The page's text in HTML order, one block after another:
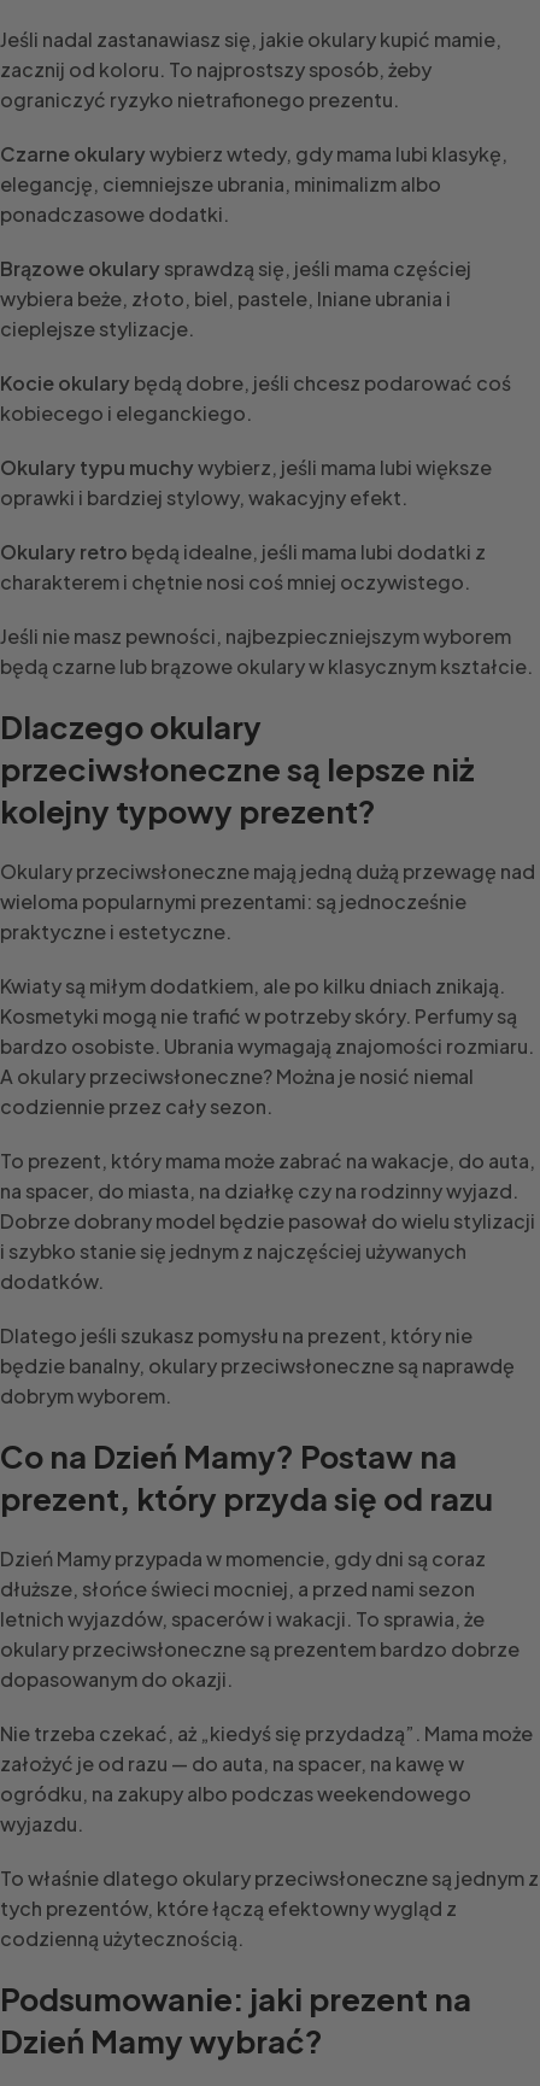
Jeśli nadal zastanawiasz się, jakie okulary kupić mamie,
zacznij od koloru. To najprostszy sposób, żeby
ograniczyć ryzyko nietrafionego prezentu.
Czarne okularywybierz wtedy, gdy mama lubi klasykę,
elegancję, ciemniejsze ubrania, minimalizm albo
ponadczasowe dodatki.
Brązowe okulary sprawdzą się, jeśli mama częściej
wybiera beże, złoto, biel, pastele, lniane ubrania i
cieplejsze stylizacje.
Kocie okulary będą dobre, jeśli chcesz podarować coś
kobiecego i eleganckiego.
Okulary typu muchywybierz, jeśli mama lubi większe
oprawki i bardziej stylowy, wakacyjny efekt.
Okulary retro będą idealne, jeśli mama lubi dodatki z
charakterem i chętnie nosi coś mniej oczywistego.
Jeśli nie masz pewności, najbezpieczniejszym wyborem
będą czarne lub brązowe okulary w klasycznym kształcie.
Dlaczego okulary
przeciwsłoneczne są lepsze niż
kolejny typowy prezent?
Okulary przeciwsłoneczne mają jedną dużą przewagę nad
wieloma popularnymi prezentami: są jednocześnie
praktyczne i estetyczne.
Kwiaty są miłym dodatkiem, ale po kilku dniach znikają.
Kosmetyki mogą nie trafić w potrzeby skóry. Perfumy są
bardzo osobiste. Ubrania wymagają znajomości rozmiaru.
A okulary przeciwsłoneczne? Można je nosić niemal
codziennie przez cały sezon.
To prezent, który mama może zabrać na wakacje, do auta,
na spacer, do miasta, na działkę czy na rodzinny wyjazd.
Dobrze dobrany model będzie pasował do wielu stylizacji
i szybko stanie się jednym z najczęściej używanych
dodatków.
Dlatego jeśli szukasz pomysłu na prezent, który nie
będzie banalny, okulary przeciwsłoneczne są naprawdę
dobrym wyborem.
Co na Dzień Mamy? Postaw na
prezent, który przyda się od razu
Dzień Mamy przypada w momencie, gdy dni są coraz
dłuższe, słońce świeci mocniej, a przed nami sezon
letnich wyjazdów, spacerów i wakacji. To sprawia, że
okulary przeciwsłoneczne są prezentem bardzo dobrze
dopasowanym do okazji.
Nie trzeba czekać, aż „kiedyś się przydadzą”. Mama może
założyć je od razu — do auta, na spacer, na kawę w
ogródku, na zakupy albo podczas weekendowego
wyjazdu.
To właśnie dlatego okulary przeciwsłoneczne są jednym z
tych prezentów, które łączą efektowny wygląd z
codzienną użytecznością.
Podsumowanie: jaki prezent na
Dzień Mamy wybrać?